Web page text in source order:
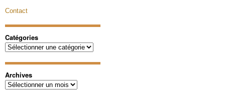
Contact
Catégories
Catégories
Archives
Archives